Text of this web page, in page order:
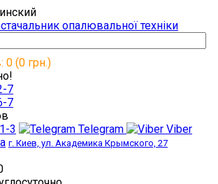
0 (0 грн.)
7
7
3
Telegram
Viber
г. Киев, ул. Академика Крымского, 27